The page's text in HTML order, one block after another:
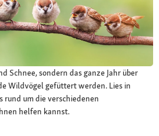
Schnee, sondern das ganze Jahr über
Wildvögel gefüttert werden. Lies in
rund um die verschiedenen
helfen kannst.